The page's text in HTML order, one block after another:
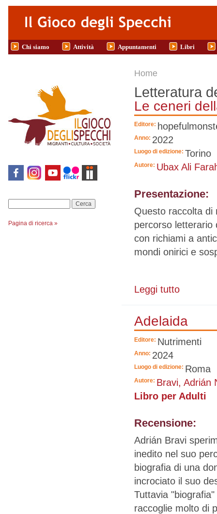
Salta al contenuto principale
Chi siamo Attività Appuntamenti Libri
Pagina di ricerca »
Tu sei qui
Home
Letteratura
Le ceneri
Editore:
Anno: 2022
Luogo di edizione: Torino
Autore: Ubax Ali
Presentazione:
Questo raccolta di
percorso letterario
con richiami a
mondi onirici e
Leggi tutto
Adelaida
Editore: Nutrimenti
Anno: 2024
Luogo di edizione: Roma
Autore: Bravi, Adrián
Libro per Adulti
Recensione:
Adrián Bravi
inedito nel suo
biografia di una
incrociato il suo
Tuttavia
raccoglie molto di